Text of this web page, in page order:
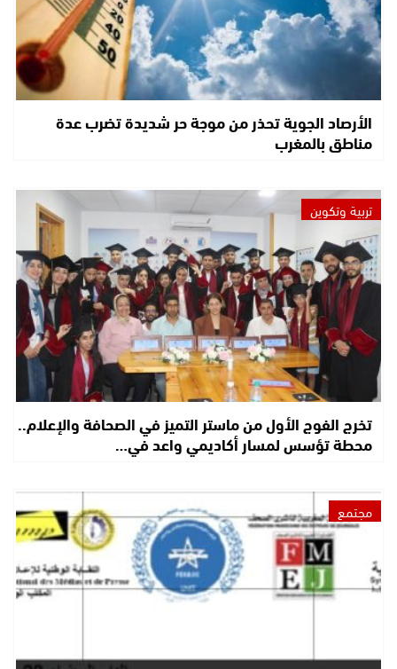
الأرصاد الجوية تحذر من موجة حر شديدة تضرب عدة
مناطق بالمغرب
تربية وتكوين
تخرج الفوج الأول من ماستر التميز في الصحافة والإعلام..
محطة تؤسس لمسار أكاديمي واعد في…
مجتمع